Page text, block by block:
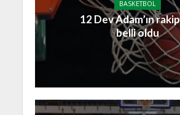
BASKETBOL
12 Dev Adam’ın
belli oldu